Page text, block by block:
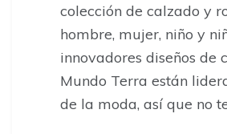
colección de calzado y
hombre, mujer, niño y
innovadores diseños de
Mundo Terra están
de la moda, así que no